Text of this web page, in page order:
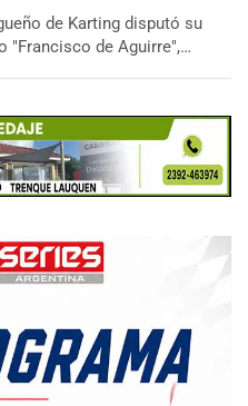
de Karting disputó su
"Francisco de Aguirre",…